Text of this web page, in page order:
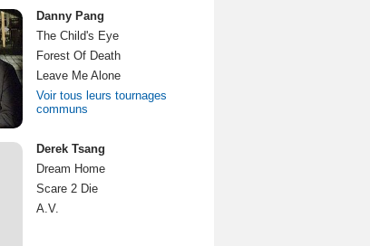
Danny Pang
The Child's Eye
Forest Of Death
Leave Me Alone
Voir tous leurs tournages
communs
Derek Tsang
Dream Home
Scare 2 Die
A.V.